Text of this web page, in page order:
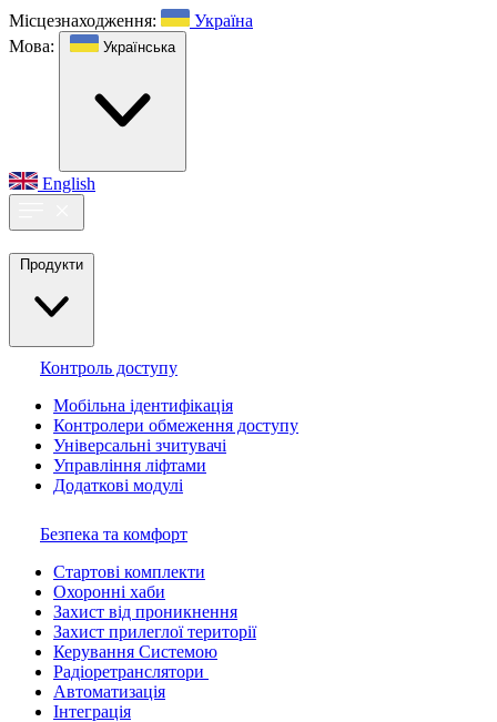
Місцезнаходження:
Україна
Мова:
Українська
English
Продукти
Контроль доступу
Мобільна ідентифікація
Контролери обмеження доступу
Універсальні зчитувачі
Управління ліфтами
Додаткові модулі
Безпека та комфорт
Стартові комплекти
Охоронні хаби
Захист від проникнення
Захист прилеглої території
Керування Системою
Радіоретранслятори
Автоматизація
Інтеграція